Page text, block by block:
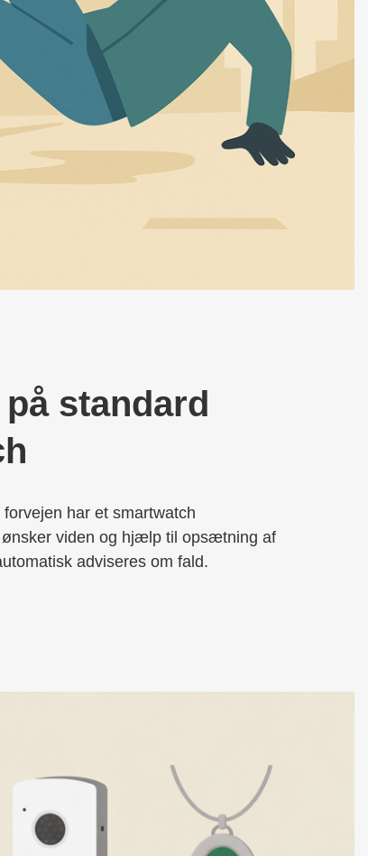
standard
har et smartwatch
viden og hjælp til opsætning af
adviseres om fald.